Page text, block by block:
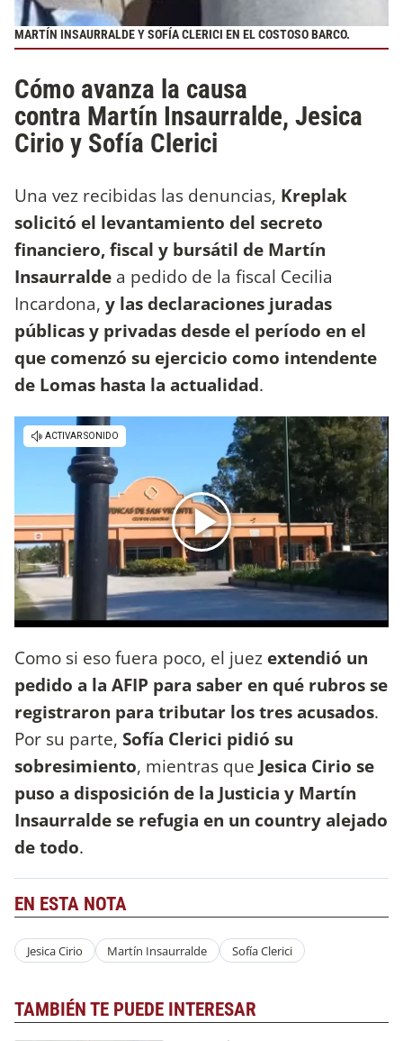
MARTÍN INSAURRALDE Y SOFÍA CLERICI EN EL COSTOSO BARCO.
Cómo avanza la causa
contra Martín Insaurralde, Jesica
Cirio y Sofía Clerici
Una vez recibidas las denuncias, Kreplak
solicitó el levantamiento del secreto
financiero, fiscal y bursátil de Martín
Insaurralde a pedido de la fiscal Cecilia
Incardona, y las declaraciones juradas
públicas y privadas desde el período en el
que comenzó su ejercicio como intendente
de Lomas hasta la actualidad.
Como si eso fuera poco, el juez extendió un
pedido a la AFIP para saber en qué rubros se
registraron para tributar los tres acusados.
Por su parte, Sofía Clerici pidió su
sobresimiento, mientras que Jesica Cirio se
puso a disposición de la Justicia y Martín
Insaurralde se refugia en un country alejado
de todo.
EN ESTA NOTA
Jesica Cirio Martín Insaurralde Sofía Clerici
TAMBIÉN TE PUEDE INTERESAR